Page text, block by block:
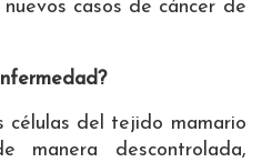
casos de cáncer de
células del tejido mamario
manera descontrolada,